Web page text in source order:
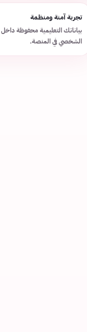
تجربة آمنة ومنظمة
بياناتك التعليمية محفوظة
الشخصي في المنصة.